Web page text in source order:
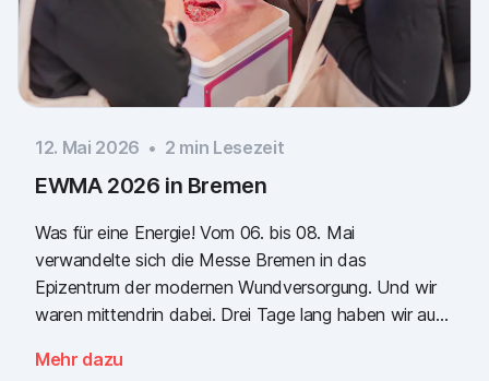
12. Mai 2026 • 2 min Lesezeit
EWMA 2026 in Bremen
Was für eine Energie! Vom 06. bis 08. Mai
verwandelte sich die Messe Bremen in das
Epizentrum der modernen Wundversorgung. Und wir
waren mittendrin dabei. Drei Tage lang haben wir auf
Wound Management Association) und des DEWU
Mehr dazu